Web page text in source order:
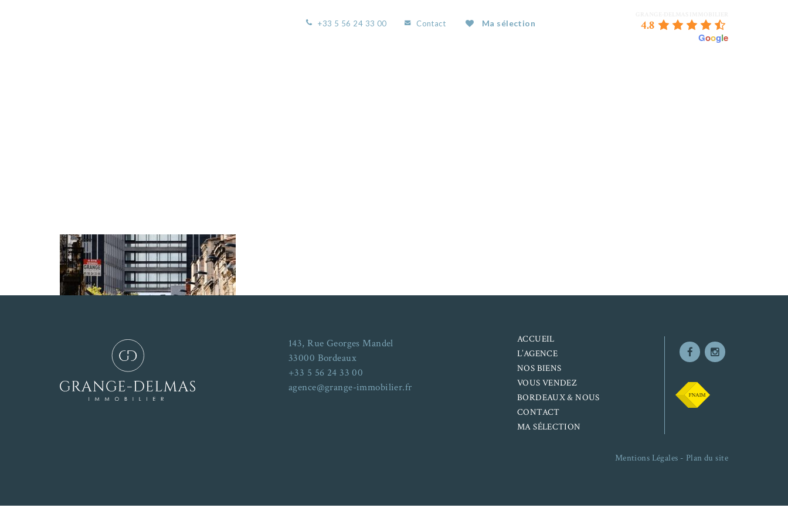
+33 5 56 24 33 00 Contact Ma sélection 4.8
Google
143, Rue Georges Mandel
33000 Bordeaux
+33 5 56 24 33 00
agence@grange-immobilier.fr
ACCUEIL
L’AGENCE
NOS BIENS
VOUS VENDEZ
BORDEAUX & NOUS
CONTACT
MA SÉLECTION
Mentions Légales - Plan du site